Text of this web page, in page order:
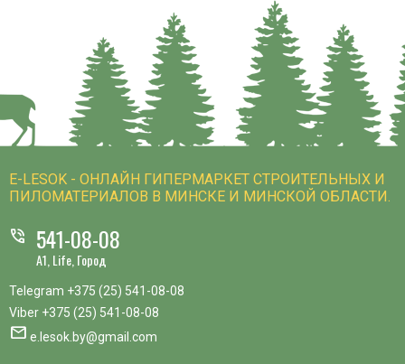
E-LESOK - ОНЛАЙН ГИПЕРМАРКЕТ СТРОИТЕЛЬНЫХ И
ПИЛОМАТЕРИАЛОВ В МИНСКЕ И МИНСКОЙ ОБЛАСТИ.
phone_in_talk 541-08-08
A1, Life, Город
Telegram +375 (25) 541-08-08
Viber +375 (25) 541-08-08
mail e.lesok.by@gmail.com